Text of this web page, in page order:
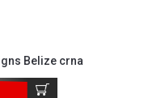
Belize crna